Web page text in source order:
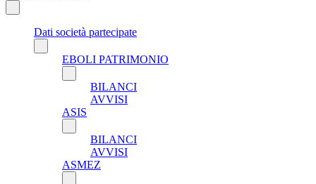
Dati società partecipate
EBOLI PATRIMONIO
BILANCI
AVVISI
ASIS
BILANCI
AVVISI
ASMEZ